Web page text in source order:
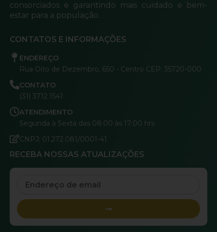
consorciados e garantindo mais cuidado e bem-
estar para a população.
CONTATOS E INFORMAÇÕES
ENDEREÇO
Rua Oito de Dezembro, 650 - Centro CEP: 35720-000
CONTATO
(31) 3712 1541
ATENDIMENTO
Segunda à Sexta das 08:00 às 17:00 hrs
CNPJ: 01.272.081/0001-41
RECEBA NOSSAS ATUALIZAÇÕES
Submit